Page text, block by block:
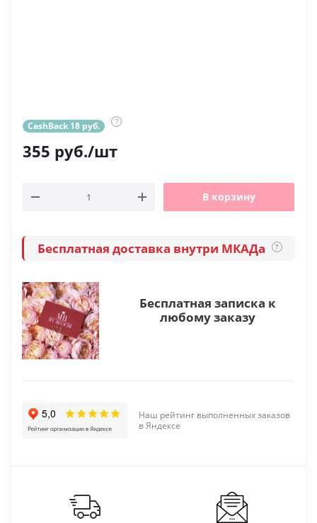
CashBack 18 руб. ?
355 руб./шт
В корзину
Бесплатная доставка внутри МКАДа ?
Бесплатная записка к
любому заказу
Наш рейтинг выполненных заказов
в Яндексе